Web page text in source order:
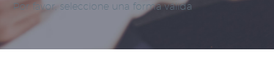
Por favor, seleccione una forma válida